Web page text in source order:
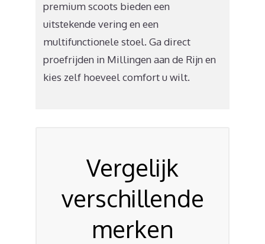
premium scoots bieden een
uitstekende vering en een
multifunctionele stoel. Ga direct
proefrijden in Millingen aan de Rijn en
kies zelf hoeveel comfort u wilt.
Vergelijk
verschillende
merken